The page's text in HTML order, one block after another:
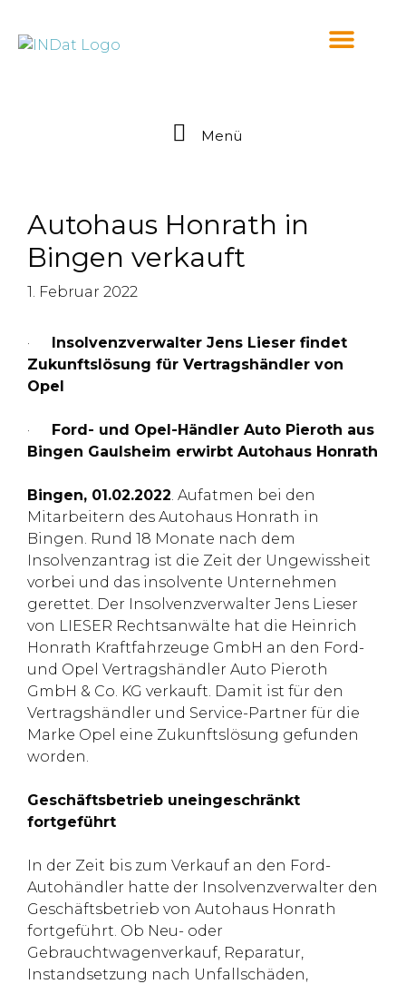
Menü
Autohaus Honrath in
Bingen verkauft
1. Februar 2022
· Insolvenzverwalter Jens Lieser findet
Zukunftslösung für Vertragshändler von
Opel
· Ford- und Opel-Händler Auto Pieroth aus
Bingen Gaulsheim erwirbt Autohaus Honrath
Bingen, 01.02.2022. Aufatmen bei den
Mitarbeitern des Autohaus Honrath in
Bingen. Rund 18 Monate nach dem
Insolvenzantrag ist die Zeit der Ungewissheit
vorbei und das insolvente Unternehmen
gerettet. Der Insolvenzverwalter Jens Lieser
von LIESER Rechtsanwälte hat die Heinrich
Honrath Kraftfahrzeuge GmbH an den Ford-
und Opel Vertragshändler Auto Pieroth
GmbH & Co. KG verkauft. Damit ist für den
Vertragshändler und Service-Partner für die
Marke Opel eine Zukunftslösung gefunden
worden.
Geschäftsbetrieb uneingeschränkt
fortgeführt
In der Zeit bis zum Verkauf an den Ford-
Autohändler hatte der Insolvenzverwalter den
Geschäftsbetrieb von Autohaus Honrath
fortgeführt. Ob Neu- oder
Gebrauchtwagenverkauf, Reparatur,
Instandsetzung nach Unfallschäden,